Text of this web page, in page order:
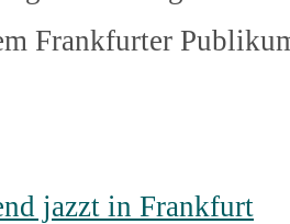
Frankfurter
jazzt in Frankfurt